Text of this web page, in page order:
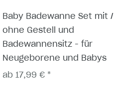
Baby Badewanne Set mit /
ohne Gestell und
Badewannensitz - für
Neugeborene und Babys
ab 17,99 € *